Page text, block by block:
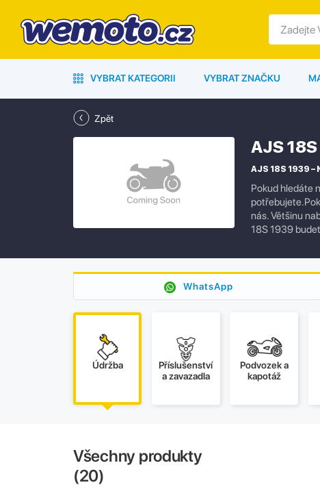
VYBRAT KATEGORII VYBRAT ZNAČKU
Zpět
AJS
AJS 18S 1939
Pokud hledáte
nás. Většinu
18S 1939
WhatsApp
Údržba
Příslušenství
a zavazadla
Podvozek a
kapotáž
Všechny produkty
(20)